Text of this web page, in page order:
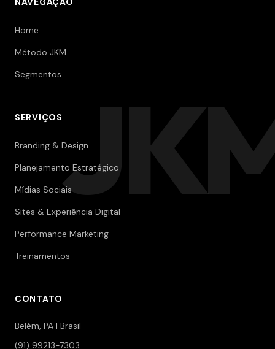
Home
Método JKM
Segmentos
SERVIÇOS
Branding & Design
Planejamento Estratégico
Mídias Sociais
Sites & Experiência Digital
Performance Marketing
Treinamentos
CONTATO
Belém, PA | Brasil
(91) 99213-7303